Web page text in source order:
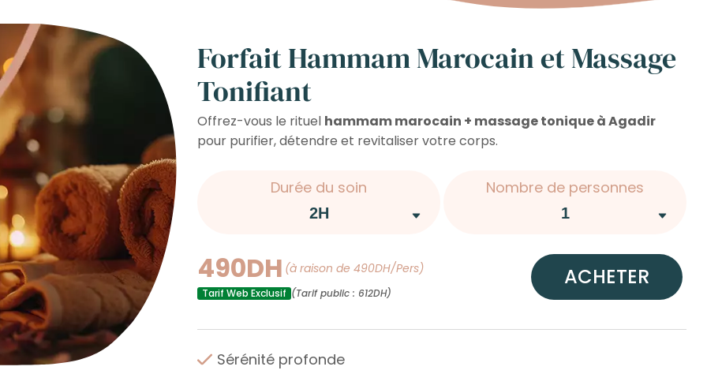
Forfait Hammam Marocain et Massage
Tonifiant
Offrez-vous le rituel hammam marocain + massage tonique à Agadir
pour purifier, détendre et revitaliser votre corps.
Durée du soin Nombre de personnes
490DH (à raison de 490DH/Pers)
Tarif Web Exclusif (Tarif public : 612DH)
ACHETER
Sérénité profonde